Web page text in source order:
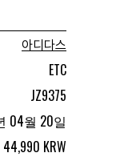
아디다스
ETC
JZ9375
04월 20일
44,990 KRW